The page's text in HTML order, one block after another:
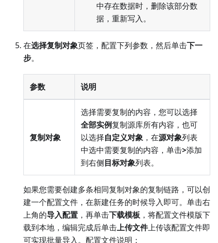
中存在数据时，删除该部分数
据，重新写入。
在选择复制对象页签，配置下列参数，然后单击下一
步。
参数 说明
复制对象
选择需要复制的内容，您可以选择
全部实例复制源库所有内容，也可
以选择自定义对象 ，在源对象列表
中选中需要复制的内容，单击>添加
到右侧目标对象列表。
如果您需要创建多条相同复制对象的复制链路，可以创
建一个配置文件，在新建任务的时候导入即可。单击右
上角的导入配置 ，再单击下载模板 ，将配置文件模版下
载到本地，编辑完成后单击上传文件上传该配置文件即
可实现批量导入。配置文件说明：